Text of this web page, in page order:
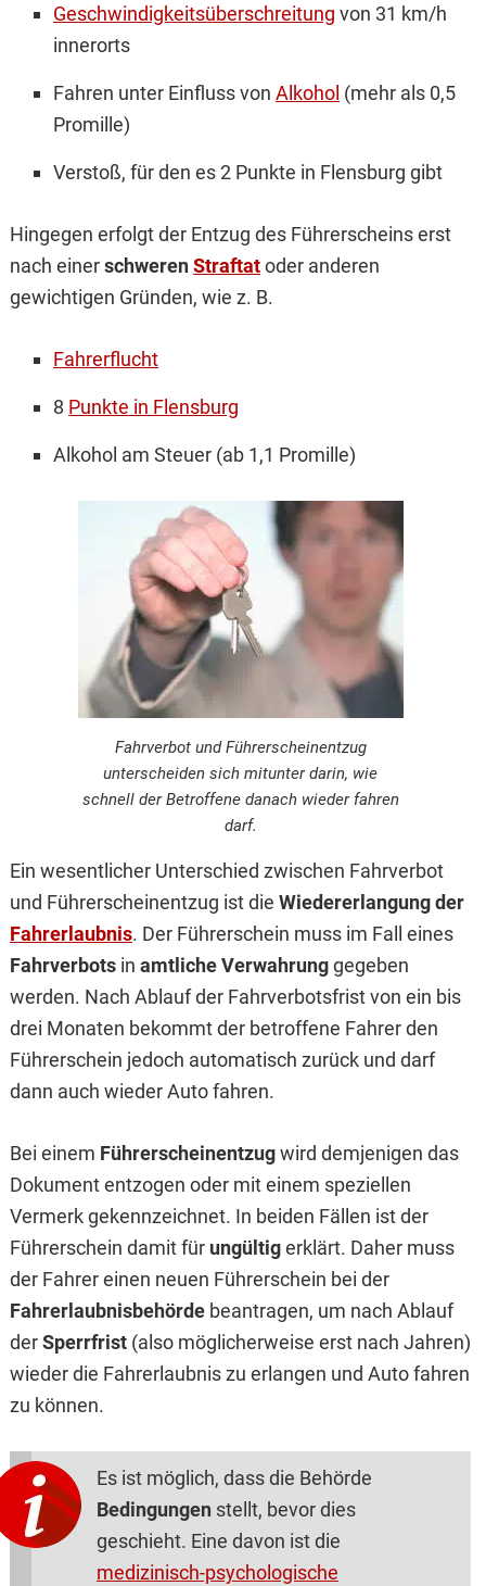
Geschwindigkeitsüberschreitung von 31 km/h
innerorts
Fahren unter Einfluss von Alkohol (mehr als 0,5
Promille)
Verstoß, für den es 2 Punkte in Flensburg gibt
Hingegen erfolgt der Entzug des Führerscheins erst
nach einerschwerenStraftatoder anderen
gewichtigen Gründen, wie z. B.
Fahrerflucht
8 Punkte in Flensburg
Alkohol am Steuer (ab 1,1 Promille)
Fahrverbot und Führerscheinentzug
unterscheiden sich mitunter darin, wie
schnell der Betroffene danach wieder fahren
darf.
Ein wesentlicher Unterschied zwischen Fahrverbot
und Führerscheinentzug ist die Wiedererlangung der
Fahrerlaubnis. Der Führerschein muss im Fall eines
Fahrverbotsin amtliche Verwahrunggegeben
werden. Nach Ablauf der Fahrverbotsfrist von ein bis
drei Monaten bekommt der betroffene Fahrer den
Führerschein jedoch automatisch zurück und darf
dann auch wieder Auto fahren.
Bei einem Führerscheinentzugwird demjenigen das
Dokument entzogen oder mit einem speziellen
Vermerk gekennzeichnet. In beiden Fällen ist der
Führerschein damit für ungültigerklärt. Daher muss
der Fahrer einen neuen Führerschein bei der
Fahrerlaubnisbehördebeantragen, um nach Ablauf
derSperrfrist(also möglicherweise erst nach Jahren)
wieder die Fahrerlaubnis zu erlangen und Auto fahren
zu können.
Es ist möglich, dass die Behörde
Bedingungen stellt, bevor dies
geschieht. Eine davon ist die
medizinisch-psychologische